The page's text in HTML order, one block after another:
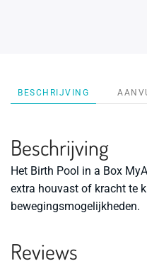
BESCHRIJVING
Beschrijving
Het Birth Pool in a Box
extra houvast of kracht te
bewegingsmogelijkheden.
Reviews